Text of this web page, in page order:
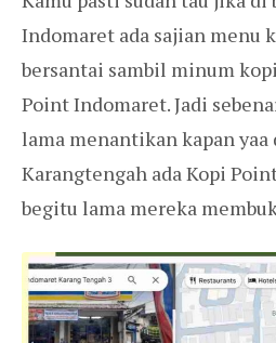
Indomaret ada sajian menu
bersantai sambil minum
Point Indomaret. Jadi
lama menantikan kapan
Karangtengah ada Kopi
begitu lama mereka